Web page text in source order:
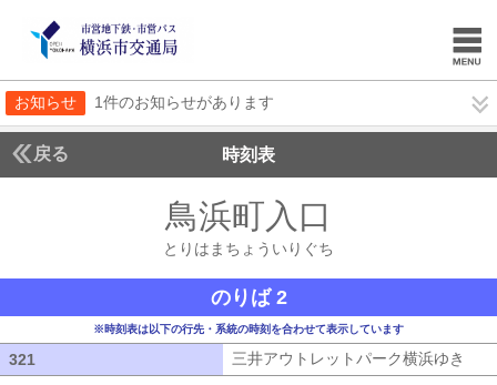
お知らせ 1件のお知らせがあります
戻る 時刻表
鳥浜町入口
とりはまちょういりぐち
のりば 2
※時刻表は以下の行先・系統の時刻を合わせて表示しています
321 三井アウトレットパーク横浜ゆき